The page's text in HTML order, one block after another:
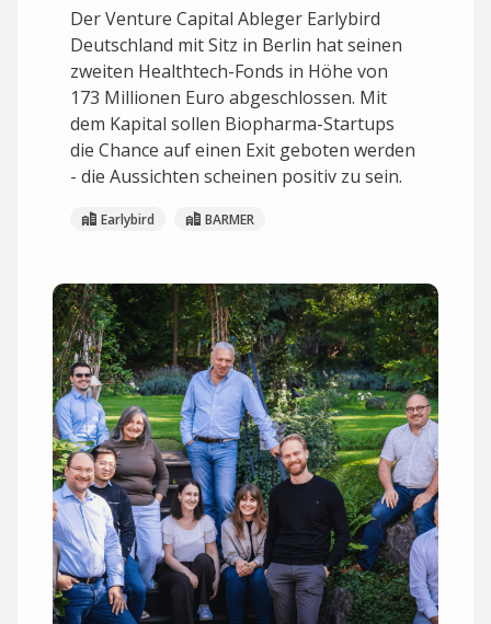
Der Venture Capital Ableger Earlybird
Deutschland mit Sitz in Berlin hat seinen
zweiten Healthtech-Fonds in Höhe von
173 Millionen Euro abgeschlossen. Mit
dem Kapital sollen Biopharma-Startups
die Chance auf einen Exit geboten werden
- die Aussichten scheinen positiv zu sein.
Earlybird BARMER